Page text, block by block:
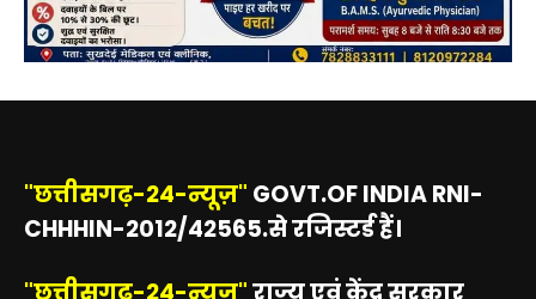
"छत्तीसगढ़-24-न्यूज़" GOVT.OF INDIA RNI-
CHHHIN-2012/42565.से रजिस्टर्ड हैं।
"छत्तीसगढ़-24-न्यूज़"राज्य एवं केंद्र सरकार